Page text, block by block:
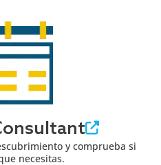
y comprueba si
necesitas.